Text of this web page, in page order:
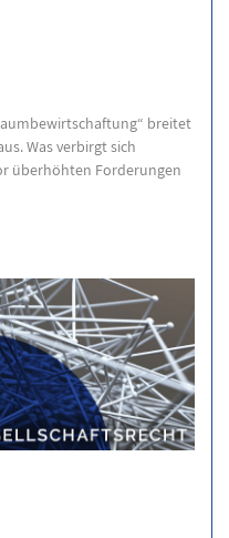
breitet
Was verbirgt sich
überhöhten Forderungen